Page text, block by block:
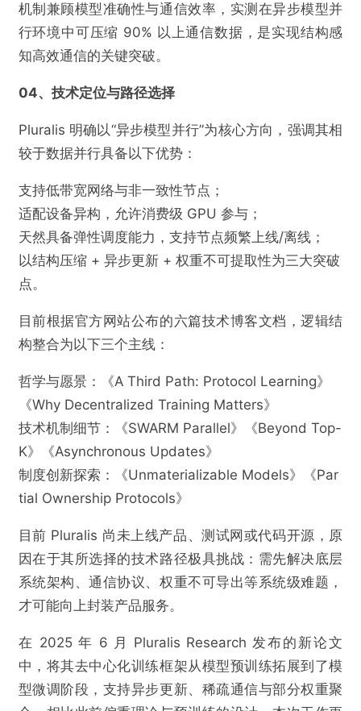
机制兼顾模型准确性与通信效率，实测在异步模型并
行环境中可压缩 90% 以上通信数据，是实现结构感
知高效通信的关键突破。
04、技术定位与路径选择
Pluralis 明确以“异步模型并行”为核心方向，强调其相
较于数据并行具备以下优势：
支持低带宽网络与非一致性节点；
适配设备异构，允许消费级 GPU 参与；
天然具备弹性调度能力，支持节点频繁上线/离线；
以结构压缩 + 异步更新 + 权重不可提取性为三大突破
点。
目前根据官方网站公布的六篇技术博客文档，逻辑结
构整合为以下三个主线：
哲学与愿景：《A Third Path: Protocol Learning》
《Why Decentralized Training Matters》
技术机制细节：《SWARM Parallel》《Beyond Top-
K》《Asynchronous Updates》
制度创新探索：《Unmaterializable Models》《Par
tial Ownership Protocols》
目前 Pluralis 尚未上线产品、测试网或代码开源，原
因在于其所选择的技术路径极具挑战：需先解决底层
系统架构、通信协议、权重不可导出等系统级难题，
才可能向上封装产品服务。
在 2025 年 6 月 Pluralis Research 发布的新论文
中，将其去中心化训练框架从模型预训练拓展到了模
型微调阶段，支持异步更新、稀疏通信与部分权重聚